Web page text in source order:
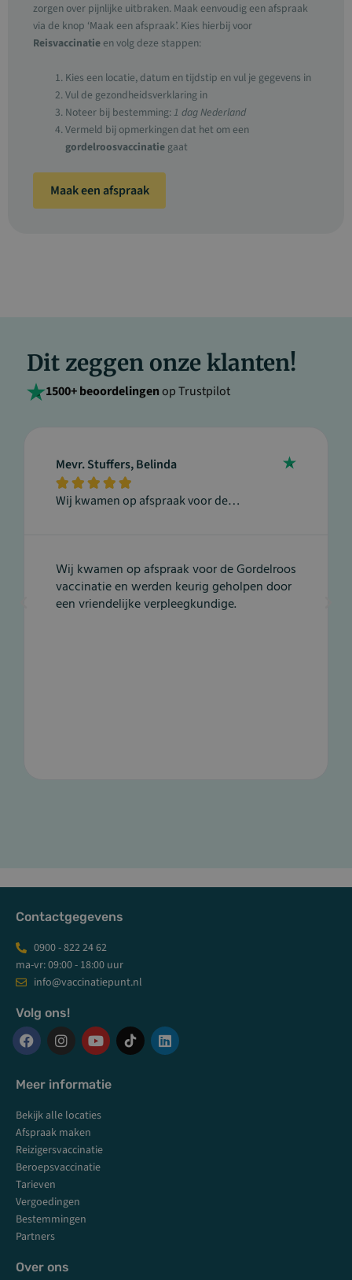
zorgen over pijnlijke uitbraken. Maak eenvoudig een afspraak
via de knop ‘Maak een afspraak’. Kies hierbij voor
Reisvaccinatie en volg deze stappen:
Kies een locatie, datum en tijdstip en vul je gegevens in
Vul de gezondheidsverklaring in
Noteer bij bestemming:1 dag Nederland
Vermeld bij opmerkingen dat het om een
gordelroosvaccinatie gaat
Maak een afspraak
Dit zeggen onze klanten!
1500+ beoordelingenop Trustpilot
Mevr. Stuffers, Belinda
    
Wij kwamen op afspraak voor de…
Wij kwamen op afspraak voor de Gordelroos
vaccinatie en werden keurig geholpen door
een vriendelijke verpleegkundige.
Contactgegevens
0900 - 822 24 62
ma-vr: 09:00 - 18:00 uur
info@vaccinatiepunt.nl
Volg ons!
F
c
e
b
o
o
k
I
s
t
a
g
r
a
m
Y
u
t
b
L
Meer informatie
Bekijk alle locaties
Afspraak maken
Reizigersvaccinatie
Beroepsvaccinatie
Tarieven
Vergoedingen
Bestemmingen
Partners
Over ons